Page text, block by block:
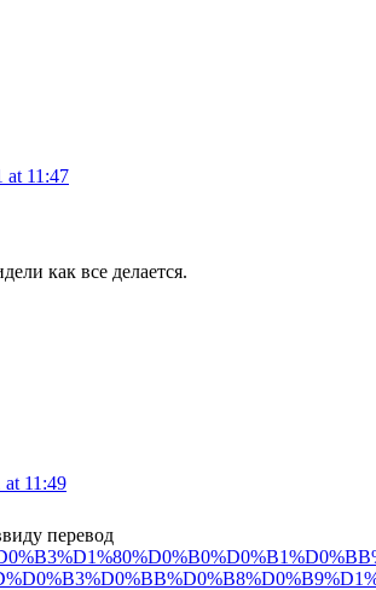
at 11:47
как все делается.
11:49
перевод